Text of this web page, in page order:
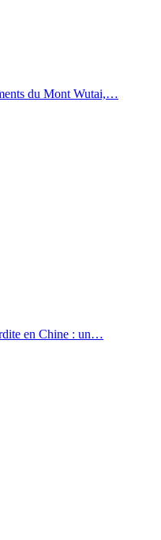
du Mont Wutai,…
en Chine : un…